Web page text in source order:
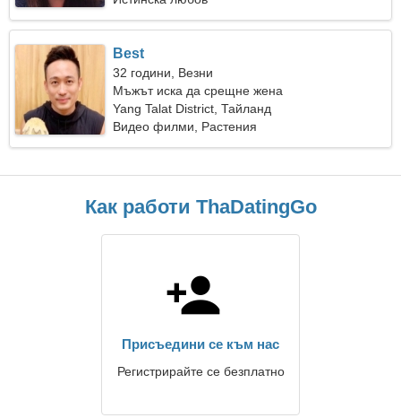
Best
32 години, Везни
Мъжът иска да срещне жена
Yang Talat District, Тайланд
Видео филми, Растения
Как работи ThaDatingGo
Присъедини се към нас
Регистрирайте се безплатно